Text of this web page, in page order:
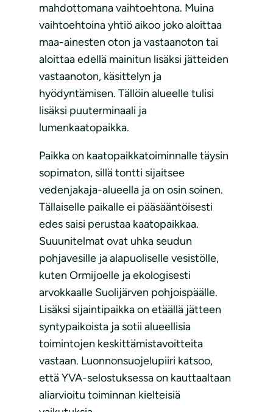
mahdottomana vaihtoehtona. Muina
vaihtoehtoina yhtiö aikoo joko aloittaa
maa-ainesten oton ja vastaanoton tai
aloittaa edellä mainitun lisäksi jätteiden
vastaanoton, käsittelyn ja
hyödyntämisen. Tällöin alueelle tulisi
lisäksi puuterminaali ja
lumenkaatopaikka.
Paikka on kaatopaikkatoiminnalle täysin
sopimaton, sillä tontti sijaitsee
vedenjakaja-alueella ja on osin soinen.
Tällaiselle paikalle ei pääsääntöisesti
edes saisi perustaa kaatopaikkaa.
Suuunitelmat ovat uhka seudun
pohjavesille ja alapuoliselle vesistölle,
kuten Ormijoelle ja ekologisesti
arvokkaalle Suolijärven pohjoispäälle.
Lisäksi sijaintipaikka on etäällä jätteen
syntypaikoista ja sotii alueellisia
toimintojen keskittämistavoitteita
vastaan. Luonnonsuojelupiiri katsoo,
että YVA-selostuksessa on kauttaaltaan
aliarvioitu toiminnan kielteisiä